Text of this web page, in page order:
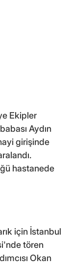
Ekipler
Aydın
girişinde
hastanede
için İstanbul
tören
Okan